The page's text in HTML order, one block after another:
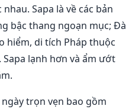
Sapa là về các bản
bậc thang ngoạn mục; Đà
hiểm, di tích Pháp thuộc
lạnh hơn và ẩm ướt
ngày trọn vẹn bao gồm